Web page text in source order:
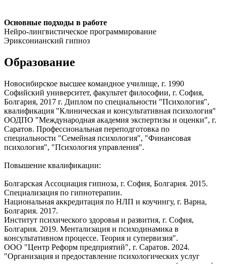
Основные подходы в работе
Нейро-лингвистическое программирование
Эриксонианский гипноз
Образование
Новосибирское высшее командное училище, г. 1990
Софийский университет, факультет философии, г. София,
Болгария, 2017 г. Диплом по специальности "Психология",
квалификация "Клиническая и консультативная психология"
ООДПО "Международная академия экспертизы и оценки", г.
Саратов. Профессиональная переподготовка по
специальности "Семейная психология", "Финансовая
психология", "Психология управления".
Повышение квалификации:
Болгарская Ассоциация гипноза, г. София, Болгария. 2015.
Специализация по гипнотерапии.
Национальная аккредитация по НЛП и коучингу, г. Варна,
Болгария. 2017.
Институт психического здоровья и развития, г. София,
Болгария. 2019. Ментализация и психодинамика в
консультативном процессе. Теория и супервизия".
ООО "Центр Реформ предприятий", г. Саратов. 2024.
"Организация и предоставление психологических услуг